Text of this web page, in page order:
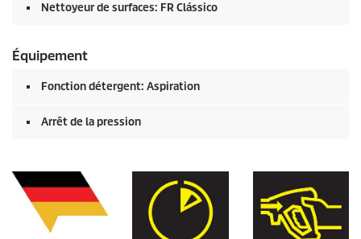
Nettoyeur de surfaces: FR Clássico
Équipement
Fonction détergent: Aspiration
Arrêt de la pression